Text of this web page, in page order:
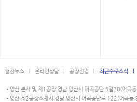
철강뉴스 l 온라인상담 l 공장전경 l 최근수주소식 l
•양산 본사 및 제1공장:경남 양산시 어곡공단 5길20(
•양산 제2공장소재지:경남 양산시 어곡공단로 122(어곡